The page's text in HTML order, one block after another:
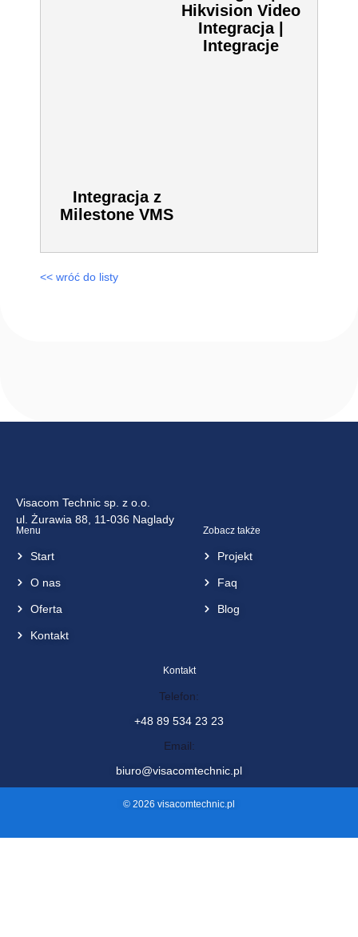
Hikvision Video
Integracja |
Integracje
Integracja z
Milestone VMS
<< wróć do listy
Visacom Technic sp. z o.o.
ul. Żurawia 88, 11-036 Naglady
Menu
Start
O nas
Oferta
Kontakt
Zobacz także
Projekt
Faq
Blog
Kontakt
Telefon:
+48 89 534 23 23
Email:
biuro@visacomtechnic.pl
© 2026 visacomtechnic.pl